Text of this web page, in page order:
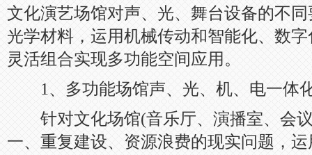
文化演艺场馆对声、光、舞台设备的不
光学材料，运用机械传动和智能化、数
灵活组合实现多功能空间应用。
1、多功能场馆声、光、机、电一体
针对文化场馆(音乐厅、演播室、会议
一、重复建设、资源浪费的现实问题，